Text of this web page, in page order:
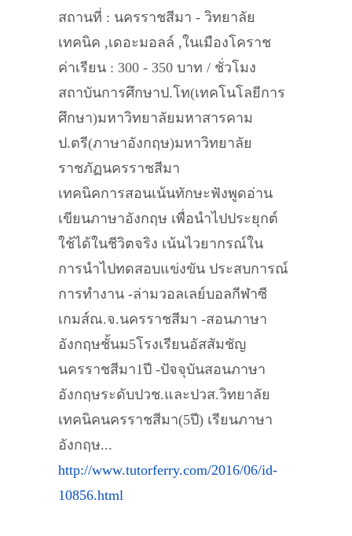
สถานที่ : นครราชสีมา - วิทยาลัย
เทคนิค ,เดอะมอลล์ ,ในเมืองโคราช
ค่าเรียน : 300 - 350 บาท / ชั่วโมง
สถาบันการศึกษาป.โท(เทคโนโลยีการ
ศึกษา)มหาวิทยาลัยมหาสารคาม
ป.ตรี(ภาษาอังกฤษ)มหาวิทยาลัย
ราชภัฏนครราชสีมา
เทคนิคการสอนเน้นทักษะฟังพูดอ่าน
เขียนภาษาอังกฤษ เพื่อนำไปประยุกต์
ใช้ได้ในชีวิตจริง เน้นไวยากรณ์ใน
การนำไปทดสอบแข่งขัน ประสบการณ์
การทำงาน -ล่ามวอลเลย์บอลกีฬาซี
เกมส์ณ.จ.นครราชสีมา -สอนภาษา
อังกฤษชั้นม5โรงเรียนอัสสัมชัญ
นครราชสีมา1ปี -ปัจจุบันสอนภาษา
อังกฤษระดับปวช.และปวส.วิทยาลัย
เทคนิคนครราชสีมา(5ปี) เรียนภาษา
อังกฤษ...
http://www.tutorferry.com/2016/06/id-
10856.html